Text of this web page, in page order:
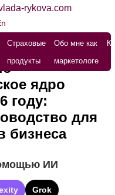
rykova.com
Страховые
продукты
Обо мне как
маркетологе
ядро
году:
для
бизнеса
ИИ
Grok